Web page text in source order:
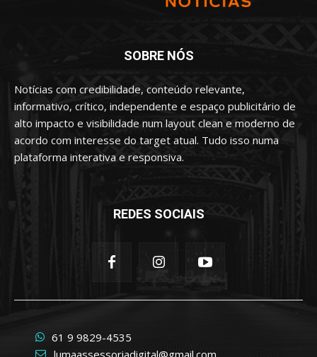
SOBRE NÓS
Notícias com credibilidade, conteúdo relevante,
informativo, crítico, independente e espaço publicitário de
alto impacto e visibilidade num layout clean e moderno de
acordo com interesse do target atual. Tudo isso numa
plataforma interativa e responsiva.
REDES SOCIAIS
61 9 9829-4535
lumaassessoriadigital@gmail.com